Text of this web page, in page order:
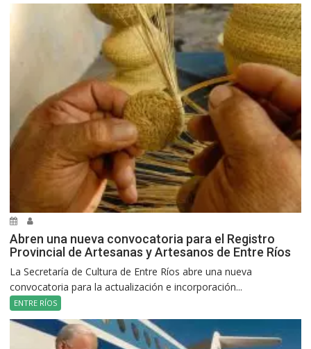
Abren una nueva convocatoria para el Registro
Provincial de Artesanas y Artesanos de Entre Ríos
La Secretaría de Cultura de Entre Ríos abre una nueva
convocatoria para la actualización e incorporación...
ENTRE RÍOS